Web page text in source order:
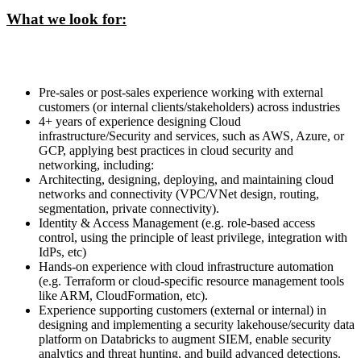
What we look for:
Pre-sales or post-sales experience working with external
customers (or internal clients/stakeholders) across industries
4+ years of experience designing Cloud
infrastructure/Security and services, such as AWS, Azure, or
GCP, applying best practices in cloud security and
networking, including:
Architecting, designing, deploying, and maintaining cloud
networks and connectivity (VPC/VNet design, routing,
segmentation, private connectivity).
Identity & Access Management (e.g. role-based access
control, using the principle of least privilege, integration with
IdPs, etc)
Hands-on experience with cloud infrastructure automation
(e.g. Terraform or cloud-specific resource management tools
like ARM, CloudFormation, etc).
Experience supporting customers (external or internal) in
designing and implementing a security lakehouse/security data
platform on Databricks to augment SIEM, enable security
analytics and threat hunting, and build advanced detections.